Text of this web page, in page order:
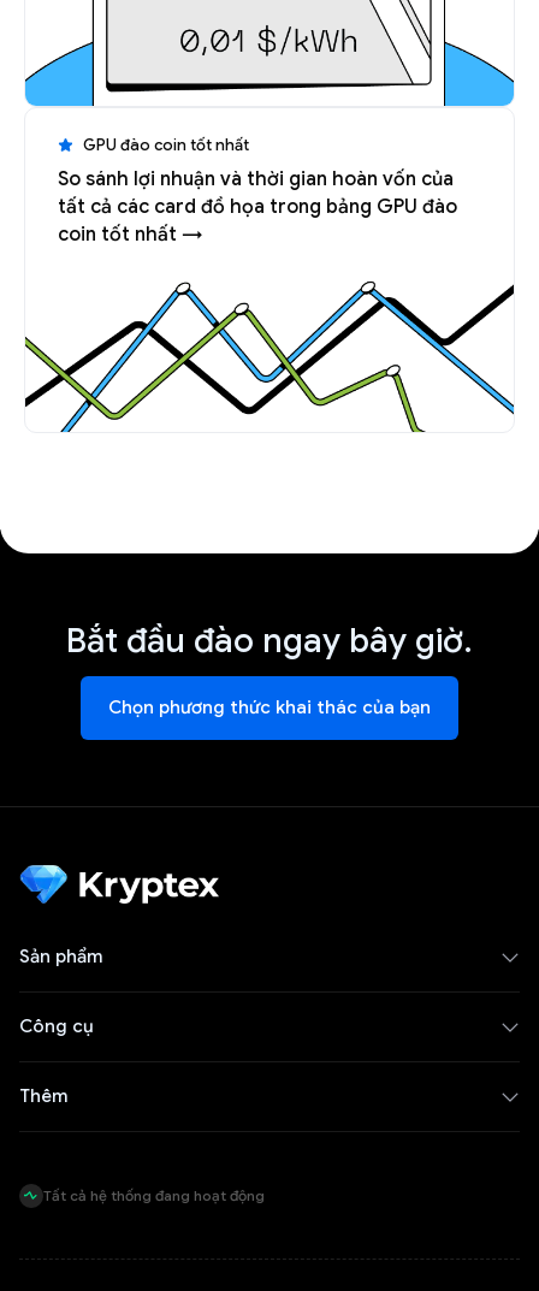
GPU đào coin tốt nhất
So sánh lợi nhuận và thời gian hoàn vốn của
tất cả các card đồ họa trong bảng GPU đào
coin tốt nhất →
Bắt đầu đào ngay bây giờ.
Chọn phương thức khai thác của bạn
Sản phẩm
Công cụ
Thêm
Tất cả hệ thống đang hoạt động